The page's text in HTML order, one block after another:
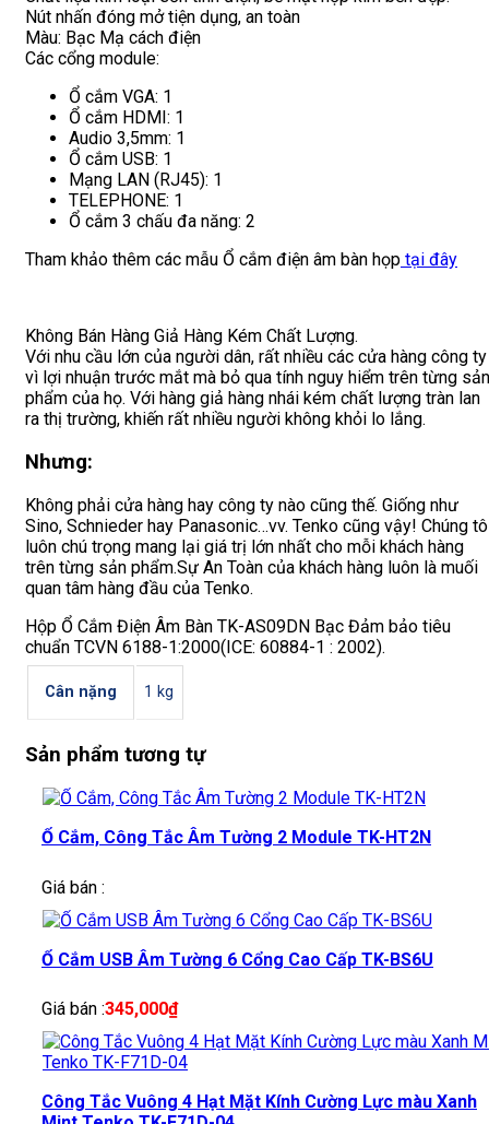
Nút nhấn đóng mở tiện dụng, an toàn
Màu: Bạc Mạ cách điện
Các cổng module:
Ổ cắm VGA: 1
Ổ cắm HDMI: 1
Audio 3,5mm: 1
Ổ cắm USB: 1
Mạng LAN (RJ45): 1
TELEPHONE: 1
Ổ cắm 3 chấu đa năng: 2
Tham khảo thêm các mẫu Ổ cắm điện âm bàn họp tại đây
Không Bán Hàng Giả Hàng Kém Chất Lượng.
Với nhu cầu lớn của người dân, rất nhiều các cửa hàng công ty
vì lợi nhuận trước mắt mà bỏ qua tính nguy hiểm trên từng sản
phẩm của họ. Với hàng giả hàng nhái kém chất lượng tràn lan
ra thị trường, khiến rất nhiều người không khỏi lo lắng.
Nhưng:
Không phải cửa hàng hay công ty nào cũng thế. Giống như
Sino, Schnieder hay Panasonic…vv. Tenko cũng vậy! Chúng
luôn chú trọng mang lại giá trị lớn nhất cho mỗi khách hàng
trên từng sản phẩm.Sự An Toàn của khách hàng luôn là muối
quan tâm hàng đầu của Tenko.
Hộp Ổ Cắm Điện Âm Bàn TK-AS09DN Bạc Đảm bảo tiêu
chuẩn TCVN 6188-1:2000(ICE: 60884-1 : 2002).
Cân nặng 1 kg
Sản phẩm tương tự
Ổ Cắm, Công Tắc Âm Tường 2 Module TK-HT2N
Giá bán :
Ổ Cắm USB Âm Tường 6 Cổng Cao Cấp TK-BS6U
Giá bán :345,000₫
Công Tắc Vuông 4 Hạt Mặt Kính Cường Lực màu Xanh